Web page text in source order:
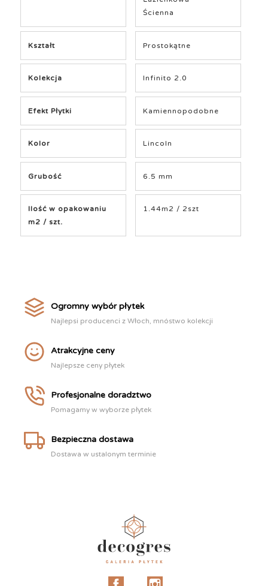
Ścienna
Kształt Prostokątne
Kolekcja Infinito 2.0
Efekt Płytki Kamiennopodobne
Kolor Lincoln
Grubość 6.5 mm
Ilość w opakowaniu
m2 / szt.
1.44m2 / 2szt
Ogromny wybór płytek
Najlepsi producenci z Włoch, mnóstwo kolekcji
Atrakcyjne ceny
Najlepsze ceny płytek
Profesjonalne doradztwo
Pomagamy w wyborze płytek
Bezpieczna dostawa
Dostawa w ustalonym terminie
Facebook